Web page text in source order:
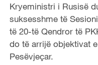
Kryeministri i Rusisë
suksesshme të
të 20-të Qendror të
do të arrijë objektivat
Pesëvjeçar.